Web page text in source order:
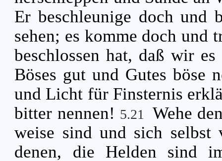
Er beschleunige doch und
sehen; es komme doch und
beschlossen hat, daß wir
Böses gut und Gutes böse
und Licht für Finsternis
bitter nennen! 5.21
Wehe
weise sind und sich
denen, die Helden sind